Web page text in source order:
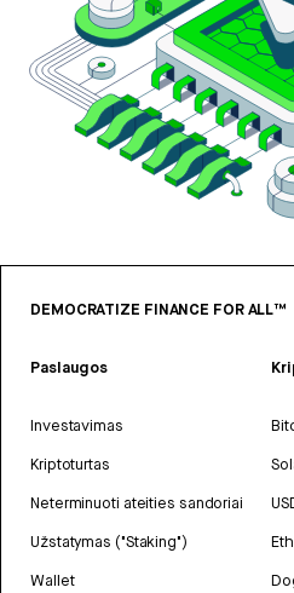
DEMOCRATIZE FINANCE FOR ALL™
Paslaugos
Investavimas
Kriptoturtas
Neterminuoti ateities sandoriai
Užstatymas ("Staking")
Wallet